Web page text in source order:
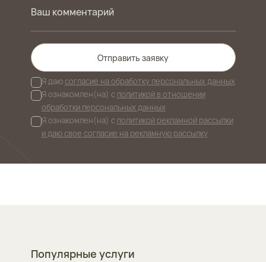
Отправить заявку
Я даюсогласие на обработку персональных данных
Я ознакомлен(на) с политикой в отношении
обработки персональных данных
Я ознакомлен(на) с политикой рекламной рассылки
и даю свое согласие на рекламную рассылку
Популярные услуги